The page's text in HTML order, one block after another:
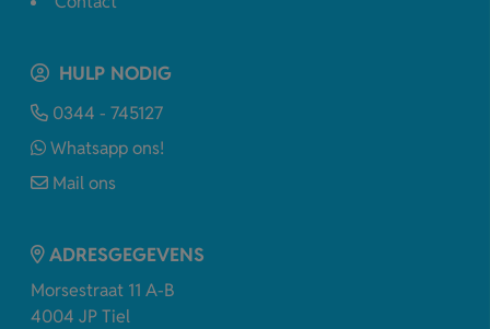
HULP NODIG
0344 - 745127
Whatsapp ons!
Mail ons
ADRESGEGEVENS
Morsestraat 11 A-B
4004 JP Tiel